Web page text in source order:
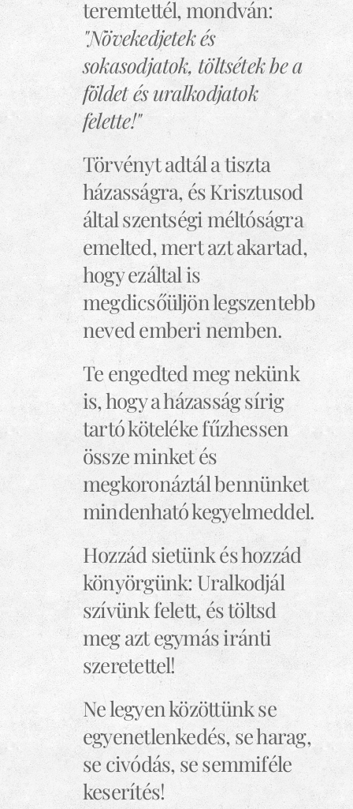
teremtettél, mondván:
"Növekedjetek és
sokasodjatok, töltsétek be a
földet és uralkodjatok
felette!"
Törvényt adtál a tiszta
házasságra, és Krisztusod
által szentségi méltóságra
emelted, mert azt akartad,
hogy ezáltal is
megdicsőüljön legszentebb
neved emberi nemben.
Te engedted meg nekünk
is, hogy a házasság sírig
tartó köteléke fűzhessen
össze minket és
megkoronáztál bennünket
mindenható kegyelmeddel.
Hozzád sietünk és hozzád
könyörgünk: Uralkodjál
szívünk felett, és töltsd
meg azt egymás iránti
szeretettel!
Ne legyen közöttünk se
egyenetlenkedés, se harag,
se civódás, se semmiféle
keserítés!